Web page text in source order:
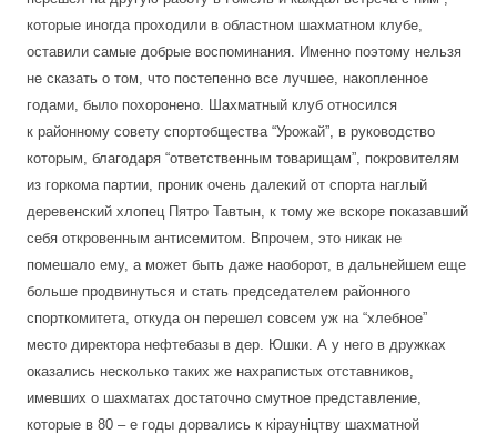
которые иногда проходили в областном шахматном клубе,
оставили самые добрые воспоминания. Именно поэтому нельзя
не сказать о том, что постепенно все лучшее, накопленное
годами, было похоронено. Шахматный клуб относился
к районному совету спортобщества “Урожай”, в руководство
которым, благодаря “ответственным товарищам”, покровителям
из горкома партии, проник очень далекий от спорта наглый
деревенский хлопец Пятро Тавтын, к тому же вскоре показавший
себя откровенным антисемитом. Впрочем, это никак не
помешало ему, а может быть даже наоборот, в дальнейшем еще
больше продвинуться и стать председателем районного
спорткомитета, откуда он перешел совсем уж на “хлебное”
место директора нефтебазы в дер. Юшки. А у него в дружках
оказались несколько таких же нахрапистых отставников,
имевших о шахматах достаточно смутное представление,
которые в 80 – е годы дорвались к кiраунiцтву шахматной